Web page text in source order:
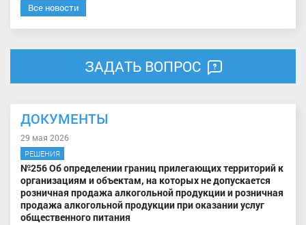
Все новости
ЗАДАТЬ ВОПРОС
ДОКУМЕНТЫ
29 мая 2026
РЕШЕНИЯ
№256 Об определении границ прилегающих территорий к
организациям и объектам, на которых не допускается
розничная продажа алкогольной продукции и розничная
продажа алкогольной продукции при оказании услуг
общественного питания